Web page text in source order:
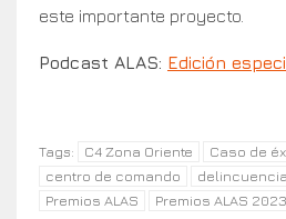
este importante proyecto.
Podcast ALAS: Edición
Tags: C4 Zona Oriente Caso de
centro de comando
delincuencia
Premios ALAS
Premios ALAS 2023